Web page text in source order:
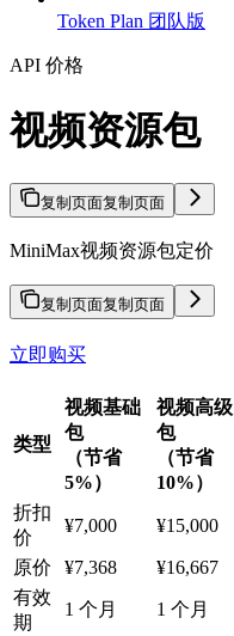
Token Plan 团队版
API 价格
视频资源包
复制页面复制页面
MiniMax视频资源包定价
复制页面复制页面
立即购买
类型
视频基础
包
（节省
5%）
视频高级
包
（节省
10%）
折扣
价
¥7,000 ¥15,000
原价 ¥7,368 ¥16,667
有效
期
1 个月 1 个月